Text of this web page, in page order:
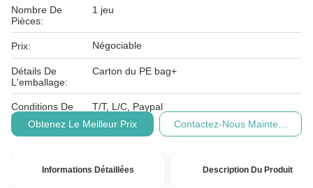
Nombre De
Pièces:
1 jeu
Prix: Négociable
Détails De
L'emballage:
Carton du PE bag+
Conditions De
Paiement:
T/T, L/C, Paypal
Obtenez Le Meilleur Prix
Contactez-Nous Maintenant
Informations Détaillées Description Du Produit